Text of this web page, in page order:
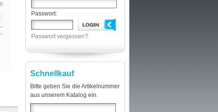
Passwort:
Passwort vergessen?
Schnellkauf
Bitte geben Sie die Artikelnummer
aus unserem Katalog ein.